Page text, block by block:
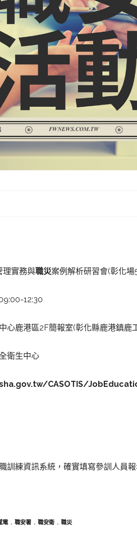
理實務與職災案例解析研習會(彰化場
12:30
心鹿港區2F簡報室(彰化縣鹿港鎮鹿
衛生中心
CASOTIS/
訓練資訊系統，確實填寫參訓人員
電 職安署 職安衛 職災